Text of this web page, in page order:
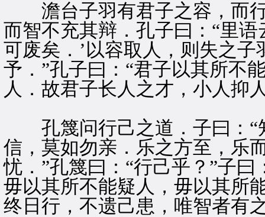
澹台子羽有君子之容，而行
而智不充其辩．孔子曰：“里
可废矣．’以容取人，则失之
予．”孔子曰：“君子以其所不
人．故君子长人之才，小人抑
孔篾问行己之道．子曰：“
信，莫如勿亲．乐之方至，乐
忧．”孔篾曰：“行己乎？”子
毋以其所不能疑人，毋以其所
终日行，不遗己患，唯智者有